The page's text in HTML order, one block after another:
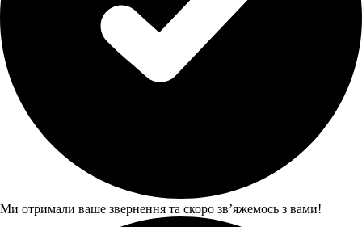
Ми отримали ваше звернення та скоро звʼяжемось з вами!